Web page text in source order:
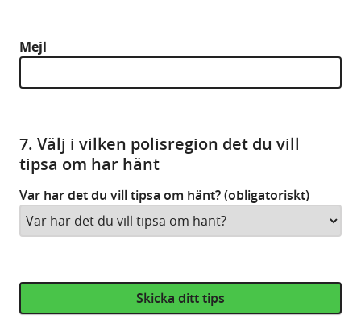
Mejl
7. Välj i vilken polisregion det du vill
tipsa om har hänt
Var har det du vill tipsa om hänt? (obligatoriskt)
Skicka ditt tips